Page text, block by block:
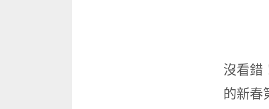
沒看錯
的新春